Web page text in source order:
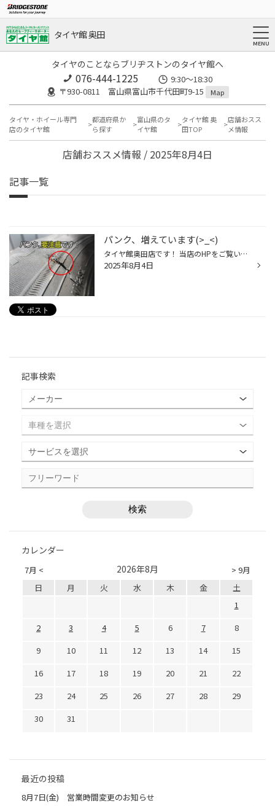
タイヤ館 奥田
タイヤのことならブリヂストンのタイヤ館へ
076-444-1225
9:30～18:30
〒930-0811 富山県富山市千代田町9-15
Map
タイヤ・ホイール専門
店のタイヤ館
都道府県か
ら探す
富山県のタ
イヤ館
タイヤ館 奥
田TOP
店舗おスス
メ情報
店舗おススメ情報 / 2025年8月4日
記事一覧
パンク、増えています(>_<)
タイヤ館奥田店です！ 当店のHPをご覧いただきありがとうございます♪ タイトルの通り、ここ数日パンクで来店される方が増えています・・ 特に多いのがタイヤのサイド部の損傷です タイヤのサイド部は薄く、損傷すると修理ができません・・ そのまま走行されると“バースト(破裂)”の可能性もあります...
2025年8月4日
記事検索
カレンダー
7月 < > 9月
2026年8月
日 月 火 水 木 金
土
1
2
3 4 5 6 7
8
9
10 11 12 13 14
15
16
17 18 19 20 21
22
23
24 25 26 27 28
29
30
31
最近の投稿
8月7日(金) 営業時間変更のお知らせ